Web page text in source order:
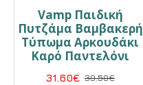
Vamp Παιδική
Πυτζάμα Βαμβακερή
Τύπωμα Αρκουδάκι
Καρό Παντελόνι
31.60€ 39.50€